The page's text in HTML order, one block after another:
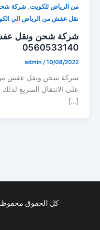
من الرياض للكويت,شركة
نقل عفش من الرياض الي
شركة شحن ونقل
0560533140
admin /10/08/2022
شركة شحن ونقل عفش من
على الانتقال السريع
[…]
كل الحقوق محفوظة © 2026 السريع